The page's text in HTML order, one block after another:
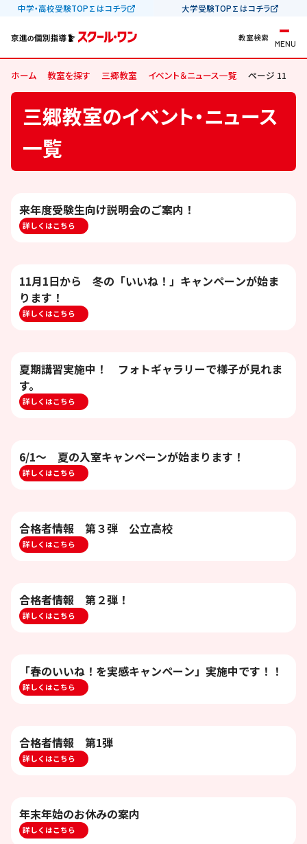
中学・高校受験TOP∑はコチラ 大学受験TOP∑はコチラ
教室検索
MENU
ホーム 教室を探す 三郷教室 イベント＆ニュース一覧 ページ 11
三郷教室のイベント・ニュース
一覧
来年度受験生向け説明会のご案内！
詳しくはこちら
11月1日から 冬の「いいね！」キャンペーンが始ま
ります！
詳しくはこちら
夏期講習実施中！ フォトギャラリーで様子が見れま
す。
詳しくはこちら
6/1～ 夏の入室キャンペーンが始まります！
詳しくはこちら
合格者情報 第３弾 公立高校
詳しくはこちら
合格者情報 第２弾！
詳しくはこちら
「春のいいね！を実感キャンペーン」実施中です！！
詳しくはこちら
合格者情報 第1弾
詳しくはこちら
年末年始のお休みの案内
詳しくはこちら